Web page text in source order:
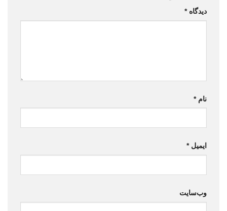
دیدگاه*
نام*
ایمیل*
وب‌سایت